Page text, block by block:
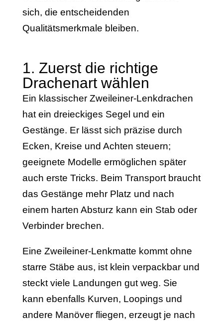
sich, die entscheidenden
Qualitätsmerkmale bleiben.
1. Zuerst die richtige
Drachenart wählen
Ein klassischer Zweileiner-Lenkdrachen
hat ein dreieckiges Segel und ein
Gestänge. Er lässt sich präzise durch
Ecken, Kreise und Achten steuern;
geeignete Modelle ermöglichen später
auch erste Tricks. Beim Transport braucht
das Gestänge mehr Platz und nach
einem harten Absturz kann ein Stab oder
Verbinder brechen.
Eine Zweileiner-Lenkmatte kommt ohne
starre Stäbe aus, ist klein verpackbar und
steckt viele Landungen gut weg. Sie
kann ebenfalls Kurven, Loopings und
andere Manöver fliegen, erzeugt je nach